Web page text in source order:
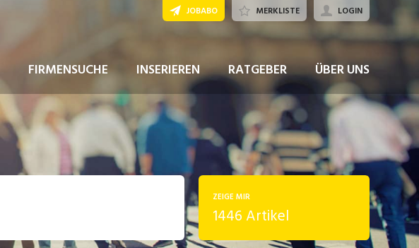
FIRMENSUCHE INSERIEREN RATGEBER ÜBER UNS
JOBABO MERKLISTE LOGIN
ZEIGE MIR
1446 Artikel